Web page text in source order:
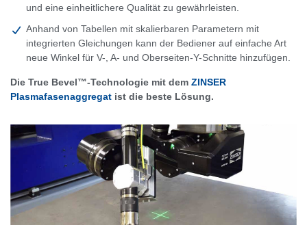
und eine einheitlichere Qualität zu gewährleisten.
Anhand von Tabellen mit skalierbaren Parametern mit
integrierten Gleichungen kann der Bediener auf einfache Art
neue Winkel für V-, A- und Oberseiten-Y-Schnitte hinzufügen.
Die True Bevel™-Technologie mit dem ZINSER
Plasmafasenaggregat ist die beste Lösung.